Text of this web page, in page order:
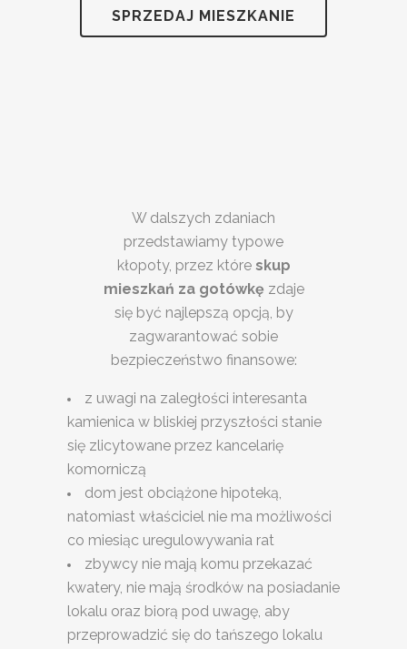
SPRZEDAJ MIESZKANIE
W dalszych zdaniach
przedstawiamy typowe
kłopoty, przez które skup
mieszkań za gotówkęzdaje
się być najlepszą opcją, by
zagwarantować sobie
bezpieczeństwo finansowe:
z uwagi na zaległości interesanta
kamienica w bliskiej przyszłości stanie
się zlicytowane przez kancelarię
komorniczą
dom jest obciążone hipoteką,
natomiast właściciel nie ma możliwości
co miesiąc uregulowywania rat
zbywcy nie mają komu przekazać
kwatery, nie mają środków na posiadanie
lokalu oraz biorą pod uwagę, aby
przeprowadzić się do tańszego lokalu